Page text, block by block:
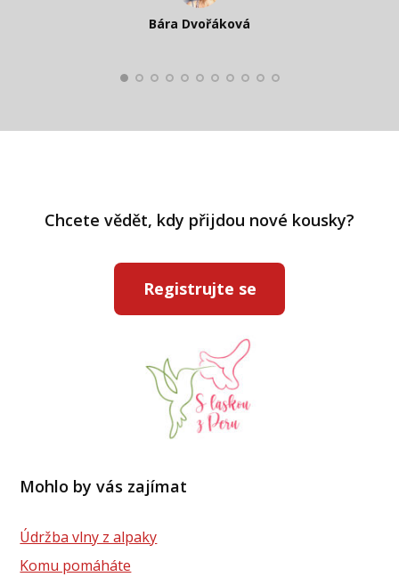
Bára Dvořáková
Kateřina Veleta Štěpánová
Smolková
Chcete vědět, kdy přijdou nové kousky?
Registrujte se
Mohlo by vás zajímat
Údržba vlny z alpaky
Komu pomáháte